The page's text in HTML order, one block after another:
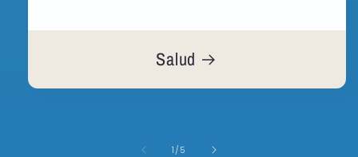
Salud
1 /de
5